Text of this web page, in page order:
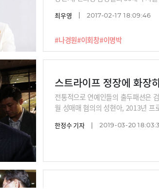
#나경원#이회창#이명박
최우영 2017-02-17 18:09:46
스트라이프 정장에 화장
전통적으로 연예인들의 출두패션은
월 성매매 혐의의 성현아, 2013년 프
항' 항소심 공판에 나온 조현아 전 대
한정수 기자 2019-03-20